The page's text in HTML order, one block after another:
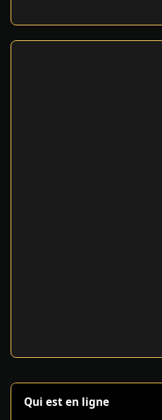
Qui est en ligne